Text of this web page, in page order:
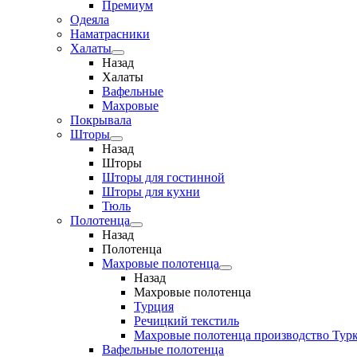
Премиум
Одеяла
Наматрасники
Халаты
Назад
Халаты
Вафельные
Махровые
Покрывала
Шторы
Назад
Шторы
Шторы для гостинной
Шторы для кухни
Тюль
Полотенца
Назад
Полотенца
Махровые полотенца
Назад
Махровые полотенца
Турция
Речицкий текстиль
Махровые полотенца производство
Вафельные полотенца